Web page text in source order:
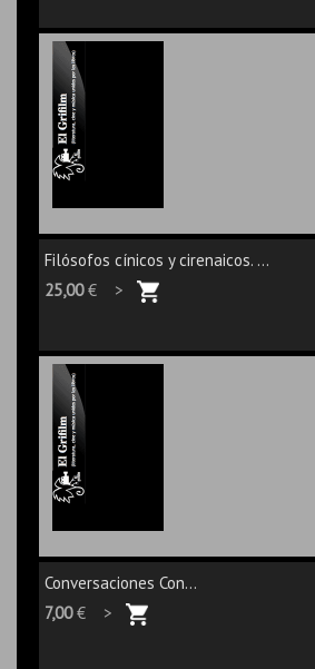
Filósofos cínicos y cirenaicos. ...
25,00€ >
Conversaciones Con...
7,00€ >